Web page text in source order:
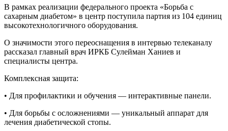
В рамках реализации федерального проекта «Борьба с
сахарным диабетом» в центр поступила партия из 104 единиц
высокотехнологичного оборудования.
О значимости этого переоснащения в интервью телеканалу
рассказал главный врач ИРКБ Сулейман Ханиев и
специалисты центра.
Комплексная защита:
• Для профилактики и обучения — интерактивные панели.
• Для борьбы с осложнениями — уникальный аппарат для
лечения диабетической стопы.